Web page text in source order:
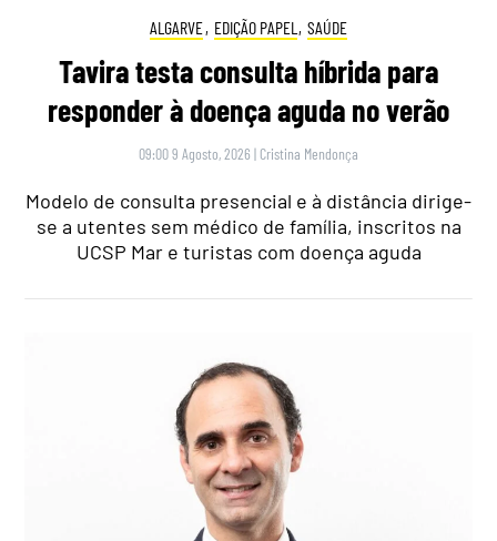
ALGARVE, EDIÇÃO PAPEL , SAÚDE
Tavira testa consulta híbrida para
responder à doença aguda no verão
09:00 9 Agosto, 2026 | Cristina Mendonça
Modelo de consulta presencial e à distância dirige-
se a utentes sem médico de família, inscritos na
UCSP Mar e turistas com doença aguda